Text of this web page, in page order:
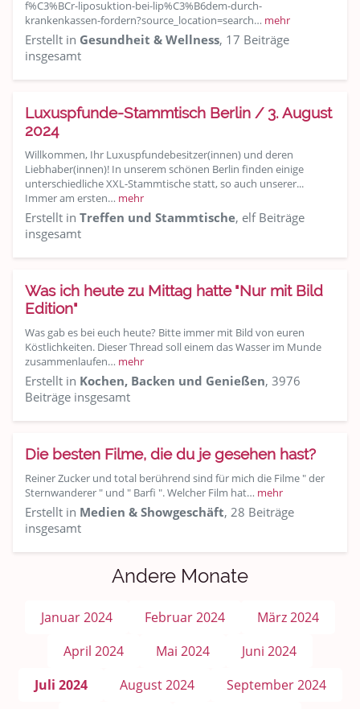
f%C3%BCr-liposuktion-bei-lip%C3%B6dem-durch-
krankenkassen-fordern?source_location=search… mehr
Erstellt in Gesundheit & Wellness, 17 Beiträge
insgesamt
Luxuspfunde-Stammtisch Berlin / 3. August
2024
Willkommen, Ihr Luxuspfundebesitzer(innen) und deren
Liebhaber(innen)! In unserem schönen Berlin finden einige
unterschiedliche XXL-Stammtische statt, so auch unserer...
Immer am ersten… mehr
Erstellt in Treffen und Stammtische, elf Beiträge
insgesamt
Was ich heute zu Mittag hatte "Nur mit Bild
Edition"
Was gab es bei euch heute? Bitte immer mit Bild von euren
Köstlichkeiten. Dieser Thread soll einem das Wasser im Munde
zusammenlaufen… mehr
Erstellt in Kochen, Backen und Genießen, 3976
Beiträge insgesamt
Die besten Filme, die du je gesehen hast?
Reiner Zucker und total berührend sind für mich die Filme " der
Sternwanderer " und " Barfi ". Welcher Film hat… mehr
Erstellt in Medien & Showgeschäft, 28 Beiträge
insgesamt
Andere Monate
Januar 2024 Februar 2024
März 2024
April 2024
Mai 2024
Juni 2024
Juli 2024
August 2024
September 2024